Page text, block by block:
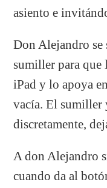
asiento e
Don Alejandro se
sumiller para que
iPad y lo apoya
vacía. El sumiller
discretamente,
A don Alejandro
cuando da al